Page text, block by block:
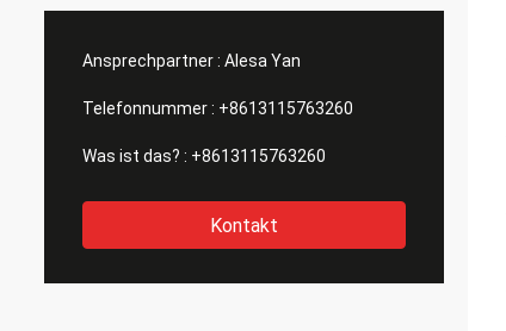
Ansprechpartner : Alesa Yan
Telefonnummer : +8613115763260
Was ist das? : +8613115763260
Kontakt